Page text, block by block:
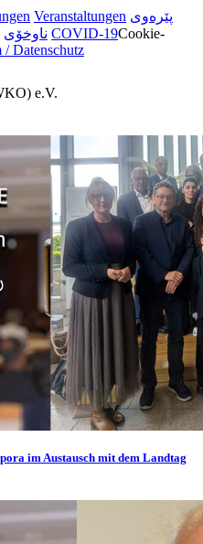
Veranstaltungen پێرەوی
ناوخۆی COVID-19Cookie-
/ Datenschutz
e.V.
im Austausch mit dem Landtag